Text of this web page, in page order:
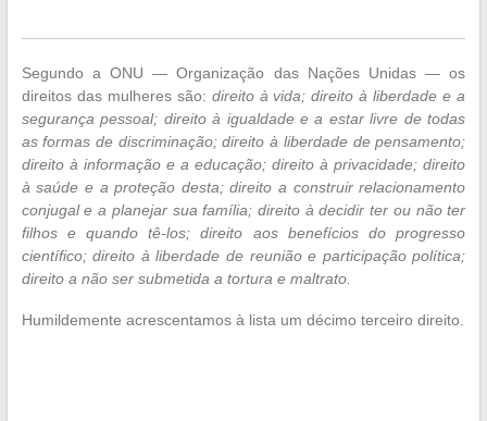
Segundo a ONU — Organização das Nações Unidas — os
direitos das mulheres são: direito à vida; direito à liberdade e a
segurança pessoal; direito à igualdade e a estar livre de todas
as formas de discriminação; direito à liberdade de pensamento;
direito à informação e a educação; direito à privacidade; direito
à saúde e a proteção desta; direito a construir relacionamento
conjugal e a planejar sua família; direito à decidir ter ou não ter
filhos e quando tê-los; direito aos benefícios do progresso
científico; direito à liberdade de reunião e participação política;
direito a não ser submetida a tortura e maltrato.
Humildemente acrescentamos à lista um décimo terceiro direito.